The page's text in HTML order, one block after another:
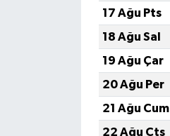
17 Ağu Pts
18 Ağu Sal
19 Ağu Çar
20 Ağu Per
21 Ağu Cum
22 Ağu Cts